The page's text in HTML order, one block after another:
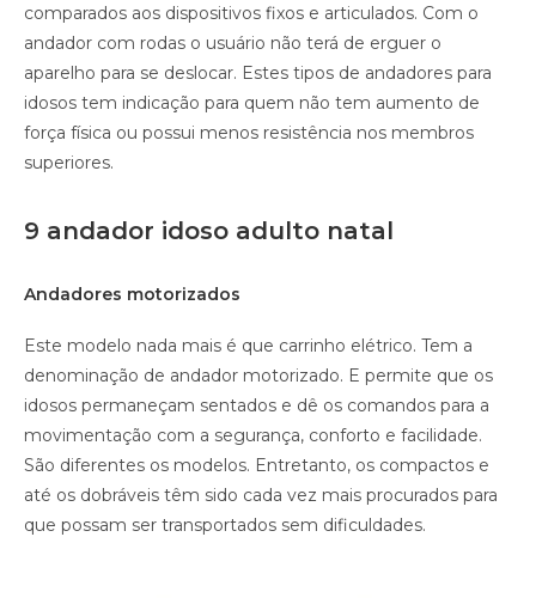
comparados aos dispositivos fixos e articulados. Com o
andador com rodas o usuário não terá de erguer o
aparelho para se deslocar. Estes tipos de andadores para
idosos tem indicação para quem não tem aumento de
força física ou possui menos resistência nos membros
superiores.
9 andador idoso adulto natal
Andadores motorizados
Este modelo nada mais é que carrinho elétrico. Tem a
denominação de andador motorizado. E permite que os
idosos permaneçam sentados e dê os comandos para a
movimentação com a segurança, conforto e facilidade.
São diferentes os modelos. Entretanto, os compactos e
até os dobráveis têm sido cada vez mais procurados para
que possam ser transportados sem dificuldades.